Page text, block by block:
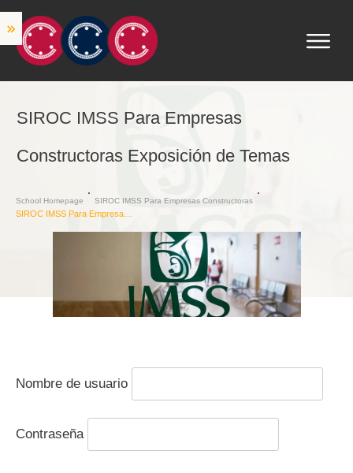
SIROC IMSS Para Empresas
Constructoras Exposición de Temas
School Homepage SIROC IMSS Para Empresas Constructoras
Nombre de usuario
Contraseña